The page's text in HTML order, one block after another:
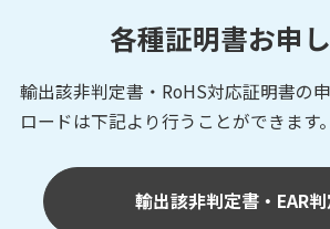
各種証明書お申
輸出該非判定書・RoHS対応証明書の
ロードは下記より行うことができます。
輸出該非判定書・EAR